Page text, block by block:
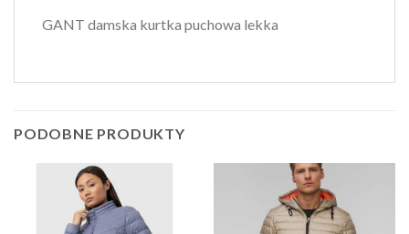
GANT damska kurtka puchowa lekka
PODOBNE PRODUKTY